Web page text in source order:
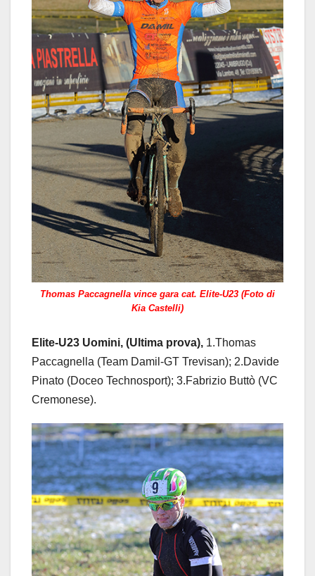
Thomas Paccagnella vince gara cat. Elite-U23 (Foto di
Kia Castelli)
Elite-U23 Uomini, (Ultima prova), 1.Thomas
Paccagnella (Team Damil-GT Trevisan); 2.Davide
Pinato (Doceo Technosport); 3.Fabrizio Buttò (VC
Cremonese).